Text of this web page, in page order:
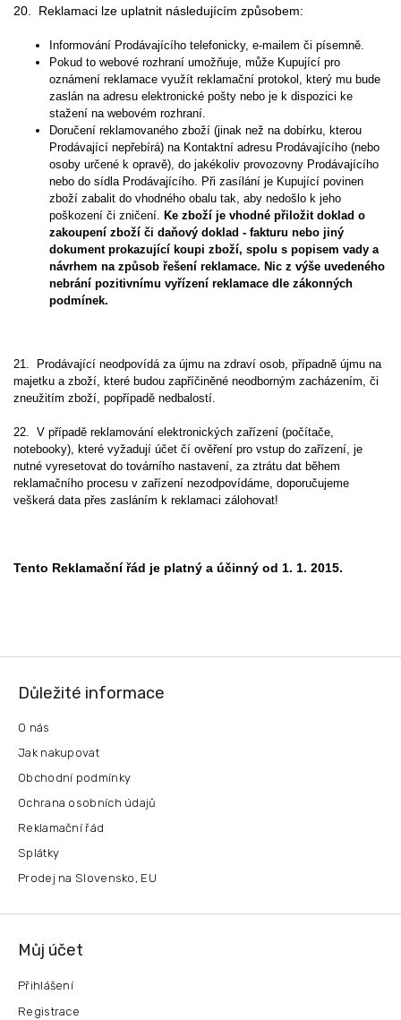
20. Reklamaci lze uplatnit následujícím způsobem:
Informování Prodávajícího telefonicky, e-mailem či písemně.
Pokud to webové rozhraní umožňuje, může Kupující pro
oznámení reklamace využít reklamační protokol, který mu bude
zaslán na adresu elektronické pošty nebo je k dispozici ke
stažení na webovém rozhraní.
Doručení reklamovaného zboží (jinak než na dobírku, kterou
Prodávající nepřebírá) na Kontaktní adresu Prodávajícího (nebo
osoby určené k opravě), do jakékoliv provozovny Prodávajícího
nebo do sídla Prodávajícího. Při zasílání je Kupující povinen
zboží zabalit do vhodného obalu tak, aby nedošlo k jeho
poškození či zničení. Ke zboží je vhodné přiložit doklad o
zakoupení zboží či daňový doklad - fakturu nebo jiný
dokument prokazující koupi zboží, spolu s popisem vady a
návrhem na způsob řešení reklamace. Nic z výše uvedeného
nebrání pozitivnímu vyřízení reklamace dle zákonných
podmínek.
21. Prodávající neodpovídá za újmu na zdraví osob, případně újmu na
majetku a zboží, které budou zapříčiněné neodborným zacházením, či
zneužitím zboží, popřípadě nedbalostí.
22. V případě reklamování elektronických zařízení (počítače,
notebooky), které vyžadují účet čí ověření pro vstup do zařízení, je
nutné vyresetovat do továrního nastavení, za ztrátu dat během
reklamačního procesu v zařízení nezodpovídáme, doporučujeme
veškerá data přes zasláním k reklamaci zálohovat!
Tento Reklamační řád je platný a účinný od 1. 1. 2015.
Důležité informace
O nás
Jak nakupovat
Obchodní podmínky
Ochrana osobních údajů
Reklamační řád
Splátky
Prodej na Slovensko, EU
Můj účet
Přihlášení
Registrace